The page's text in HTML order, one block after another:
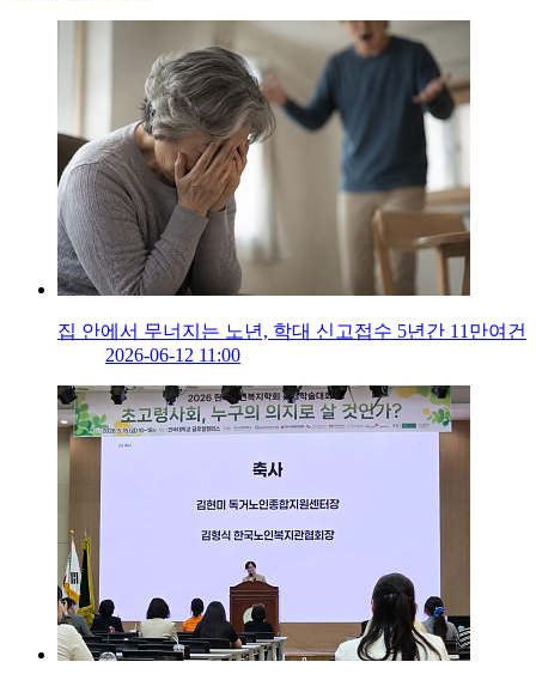
집 안에서 무너지는 노년, 학대 신고접수 5년간 11만여건
2026-06-12 11:00